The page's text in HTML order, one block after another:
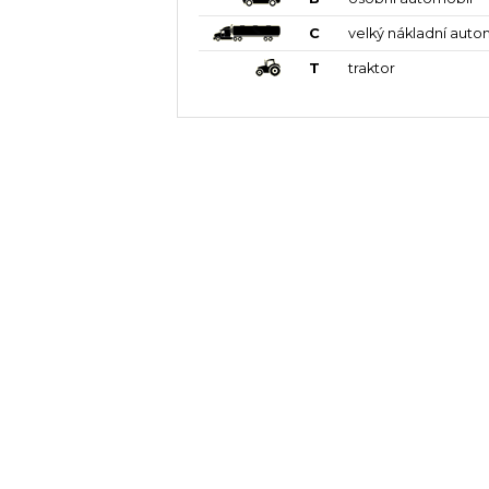
C velký nákladní
T traktor